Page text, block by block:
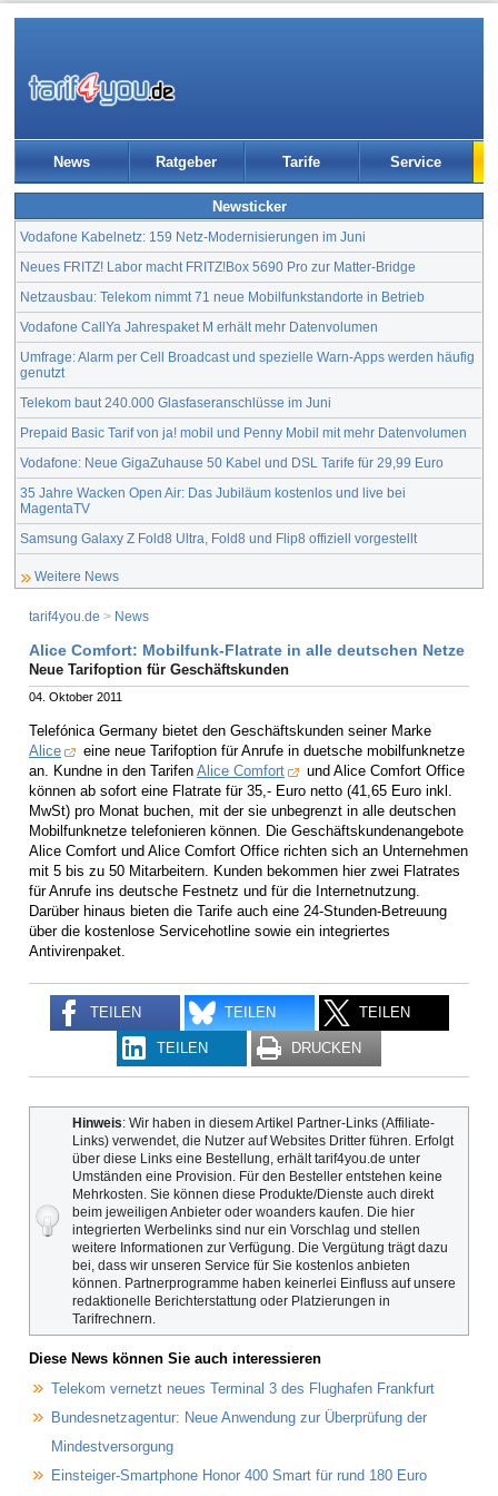
News Ratgeber Tarife Service
Newsticker
Vodafone Kabelnetz: 159 Netz-Modernisierungen im Juni
Neues FRITZ! Labor macht FRITZ!Box 5690 Pro zur Matter-Bridge
Netzausbau: Telekom nimmt 71 neue Mobilfunkstandorte in Betrieb
Vodafone CallYa Jahrespaket M erhält mehr Datenvolumen
Umfrage: Alarm per Cell Broadcast und spezielle Warn-Apps werden häufig
genutzt
Telekom baut 240.000 Glasfaseranschlüsse im Juni
Prepaid Basic Tarif von ja! mobil und Penny Mobil mit mehr Datenvolumen
Vodafone: Neue GigaZuhause 50 Kabel und DSL Tarife für 29,99 Euro
35 Jahre Wacken Open Air: Das Jubiläum kostenlos und live bei
MagentaTV
Samsung Galaxy Z Fold8 Ultra, Fold8 und Flip8 offiziell vorgestellt
Weitere News
tarif4you.de > News
Alice Comfort: Mobilfunk-Flatrate in alle deutschen Netze
Neue Tarifoption für Geschäftskunden
04. Oktober 2011
Telefónica Germany bietet den Geschäftskunden seiner Marke
Alice
eine neue Tarifoption für Anrufe in duetsche mobilfunknetze
an. Kundne in den Tarifen Alice Comfort
und Alice Comfort Office
können ab sofort eine Flatrate für 35,- Euro netto (41,65 Euro inkl.
MwSt) pro Monat buchen, mit der sie unbegrenzt in alle deutschen
Mobilfunknetze telefonieren können. Die Geschäftskundenangebote
Alice Comfort und Alice Comfort Office richten sich an Unternehmen
mit 5 bis zu 50 Mitarbeitern. Kunden bekommen hier zwei Flatrates
für Anrufe ins deutsche Festnetz und für die Internetnutzung.
Darüber hinaus bieten die Tarife auch eine 24-Stunden-Betreuung
über die kostenlose Servicehotline sowie ein integriertes
Antivirenpaket.
TEILEN TEILEN TEILEN
TEILEN DRUCKEN
Hinweis: Wir haben in diesem Artikel Partner-Links (Affiliate-
Links) verwendet, die Nutzer auf Websites Dritter führen. Erfolgt
über diese Links eine Bestellung, erhält tarif4you.de unter
Umständen eine Provision. Für den Besteller entstehen keine
Mehrkosten. Sie können diese Produkte/Dienste auch direkt
beim jeweiligen Anbieter oder woanders kaufen. Die hier
integrierten Werbelinks sind nur ein Vorschlag und stellen
weitere Informationen zur Verfügung. Die Vergütung trägt dazu
bei, dass wir unseren Service für Sie kostenlos anbieten
können. Partnerprogramme haben keinerlei Einfluss auf unsere
redaktionelle Berichterstattung oder Platzierungen in
Tarifrechnern.
Diese News können Sie auch interessieren
Telekom vernetzt neues Terminal 3 des Flughafen Frankfurt
Bundesnetzagentur: Neue Anwendung zur Überprüfung der
Mindestversorgung
Einsteiger-Smartphone Honor 400 Smart für rund 180 Euro